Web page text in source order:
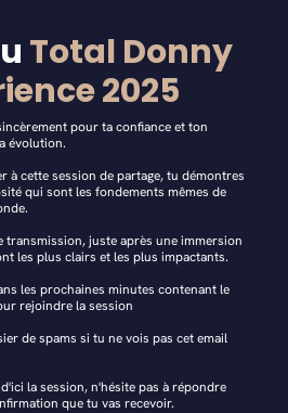
Total Donny
2025
pour ta confiance et ton
évolution.
à cette session de partage, tu démontres
qui sont les fondements mêmes de
transmission, juste après une immersion
les plus clairs et les plus impactants.
les prochaines minutes contenant le
rejoindre la session
de spams si tu ne vois pas cet email
la session, n'hésite pas à répondre
que tu vas recevoir.